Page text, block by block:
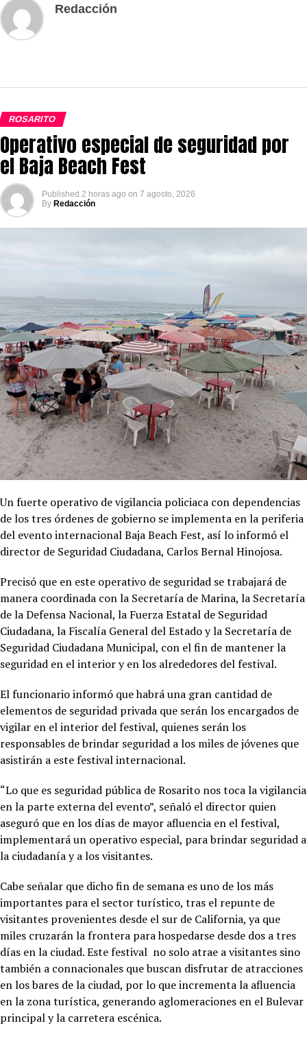
Redacción
ROSARITO
Operativo especial de seguridad por
el Baja Beach Fest
Published 2 horas ago on 7 agosto, 2026
By Redacción
Un fuerte operativo de vigilancia policiaca con dependencias
de los tres órdenes de gobierno se implementa en la periferia
del evento internacional Baja Beach Fest, así lo informó el
director de Seguridad Ciudadana, Carlos Bernal Hinojosa.
Precisó que en este operativo de seguridad se trabajará de
manera coordinada con la Secretaría de Marina, la Secretaría
de la Defensa Nacional, la Fuerza Estatal de Seguridad
Ciudadana, la Fiscalía General del Estado y la Secretaría de
Seguridad Ciudadana Municipal, con el fin de mantener la
seguridad en el interior y en los alrededores del festival.
El funcionario informó que habrá una gran cantidad de
elementos de seguridad privada que serán los encargados de
vigilar en el interior del festival, quienes serán los
responsables de brindar seguridad a los miles de jóvenes que
asistirán a este festival internacional.
“Lo que es seguridad pública de Rosarito nos toca la vigilancia
en la parte externa del evento”, señaló el director quien
aseguró que en los días de mayor afluencia en el festival,
implementará un operativo especial, para brindar seguridad a
la ciudadanía y a los visitantes.
Cabe señalar que dicho fin de semana es uno de los más
importantes para el sector turístico, tras el repunte de
visitantes provenientes desde el sur de California, ya que
miles cruzarán la frontera para hospedarse desde dos a tres
días en la ciudad. Este festival no solo atrae a visitantes sino
también a connacionales que buscan disfrutar de atracciones
en los bares de la ciudad, por lo que incrementa la afluencia
en la zona turística, generando aglomeraciones en el Bulevar
principal y la carretera escénica.